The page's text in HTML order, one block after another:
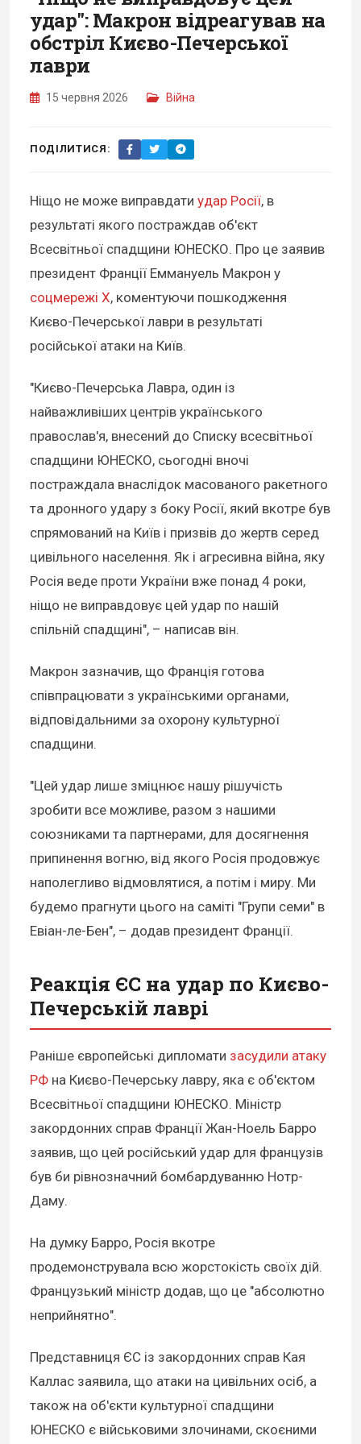
удар": Макрон відреагував на
обстріл Києво-Печерської
лаври
15 червня 2026 Війна
ПОДІЛИТИСЯ:
Ніщо не може виправдати удар Росії, в
результаті якого постраждав об'єкт
Всесвітньої спадщини ЮНЕСКО. Про це заявив
президент Франції Еммануель Макрон у
соцмережі X, коментуючи пошкодження
Києво-Печерської лаври в результаті
російської атаки на Київ.
"Києво-Печерська Лавра, один із
найважливіших центрів українського
православ'я, внесений до Списку всесвітньої
спадщини ЮНЕСКО, сьогодні вночі
постраждала внаслідок масованого ракетного
та дронного удару з боку Росії, який вкотре був
спрямований на Київ і призвів до жертв серед
цивільного населення. Як і агресивна війна, яку
Росія веде проти України вже понад 4 роки,
ніщо не виправдовує цей удар по нашій
спільній спадщині", – написав він.
Макрон зазначив, що Франція готова
співпрацювати з українськими органами,
відповідальними за охорону культурної
спадщини.
"Цей удар лише зміцнює нашу рішучість
зробити все можливе, разом з нашими
союзниками та партнерами, для досягнення
припинення вогню, від якого Росія продовжує
наполегливо відмовлятися, а потім і миру. Ми
будемо прагнути цього на саміті "Групи семи" в
Евіан-ле-Бен", – додав президент Франції.
Реакція ЄС на удар по Києво-
Печерській лаврі
Раніше європейські дипломати засудили атаку
РФ на Києво-Печерську лавру, яка є об'єктом
Всесвітньої спадщини ЮНЕСКО. Міністр
закордонних справ Франції Жан-Ноель Барро
заявив, що цей російський удар для французів
був би рівнозначний бомбардуванню Нотр-
Даму.
На думку Барро, Росія вкотре
продемонструвала всю жорстокість своїх дій.
Французький міністр додав, що це "абсолютно
неприйнятно".
Представниця ЄС із закордонних справ Кая
Каллас заявила, що атаки на цивільних осіб, а
також на об'єкти культурної спадщини
ЮНЕСКО є військовими злочинами, скоєними